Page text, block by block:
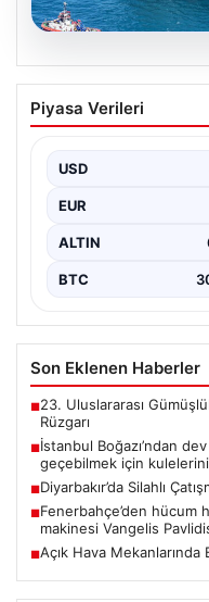
İstanbul
köprülerin
Bahama bayraklı yarı
Piyasa Verileri
USD
EUR
ALTIN
BTC
Son Eklenen Haberler
■23. Uluslararası
Rüzgarı
■İstanbul Boğazı’ndan
geçebilmek için kulelerini
■Diyarbakır’da Silahlı
■Fenerbahçe’den hücum
makinesi Vangelis
■Açık Hava